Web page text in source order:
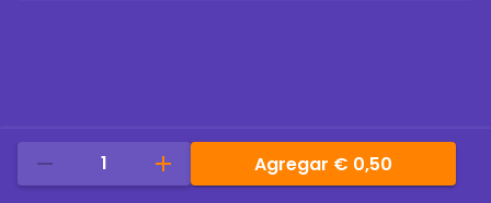
1 Agregar € 0,50